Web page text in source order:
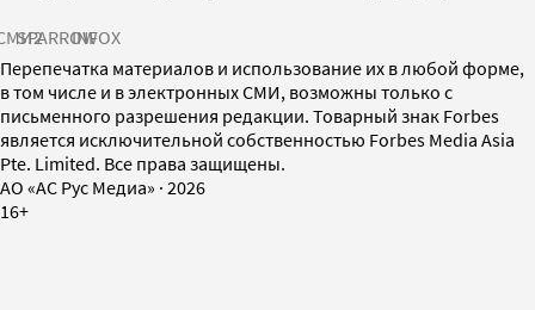
SPARROWINFOX
Перепечатка материалов и использование их в любой форме,
в том числе и в электронных СМИ, возможны только с
письменного разрешения редакции. Товарный знак Forbes
является исключительной собственностью Forbes Media Asia
Pte. Limited. Все права защищены.
AO «АС Рус Медиа» · 2026
16+